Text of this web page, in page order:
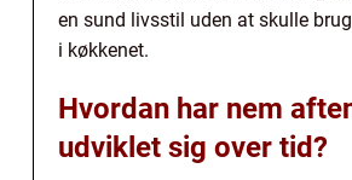
en sund livsstil uden at skulle
i køkkenet.
Hvordan har nem
udviklet sig over tid?